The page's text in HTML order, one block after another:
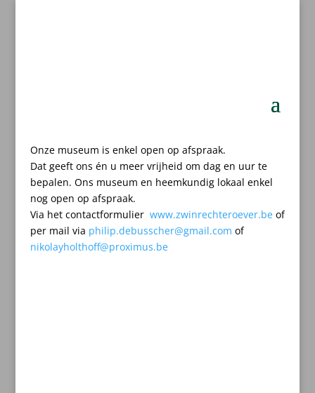
Onze museum is enkel open op afspraak.
Dat geeft ons én u meer vrijheid om dag en uur te
bepalen. Ons museum en heemkundig lokaal enkel
nog open op afspraak.
Via het contactformulier www.zwinrechteroever.be of
per mail via philip.debusscher@gmail.com of
nikolayholthoff@proximus.be